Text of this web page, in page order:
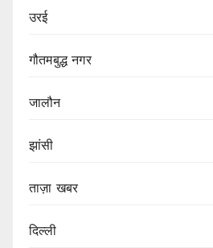
उरई
गौतमबुद्ध नगर
जालौन
झांसी
ताज़ा खबर
दिल्ली